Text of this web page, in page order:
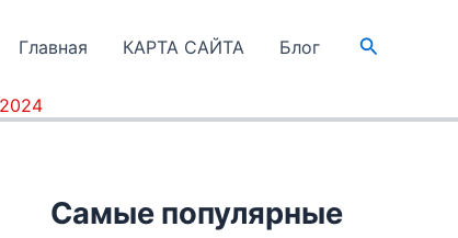
Главная КАРТА САЙТА Блог Поиск
Самые популярные